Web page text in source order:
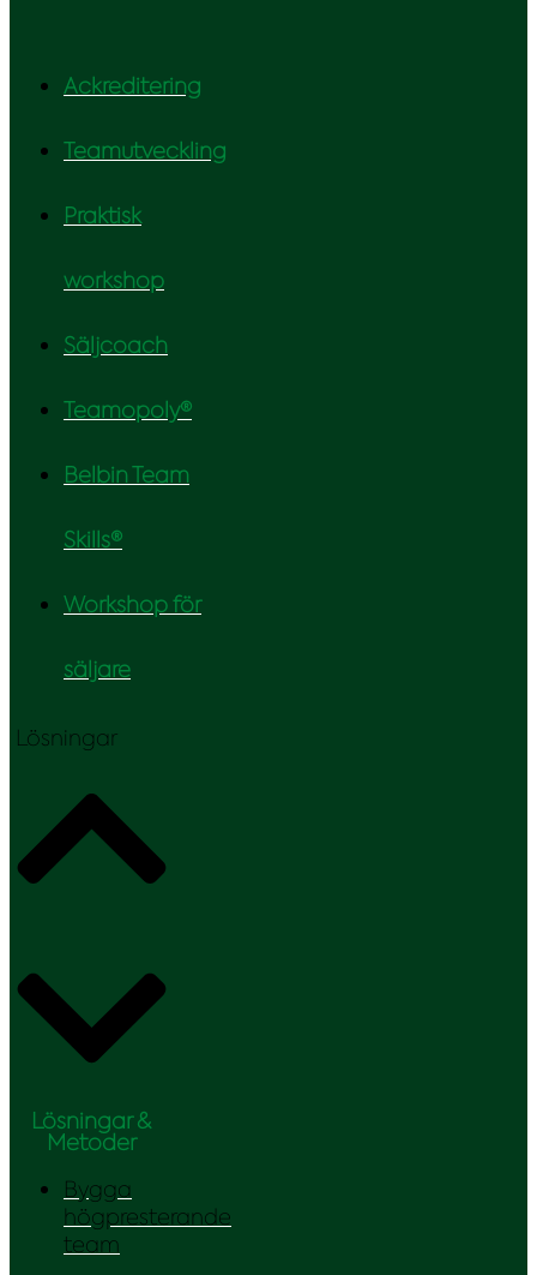
Ackreditering
Teamutveckling
Praktisk
workshop
Säljcoach
Teamopoly®
Belbin Team
Skills®
Workshop för
säljare
Lösningar
Lösningar &
Metoder
Bygga
högpresterande
team